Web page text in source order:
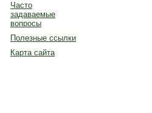
Часто
задаваемые
вопросы
Полезные ссылки
Карта сайта